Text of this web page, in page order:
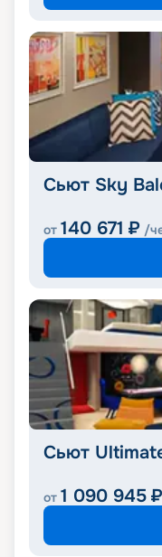
Сьют Sky
от 140 671 ₽ /
Сьют
от 1 090 945 ₽